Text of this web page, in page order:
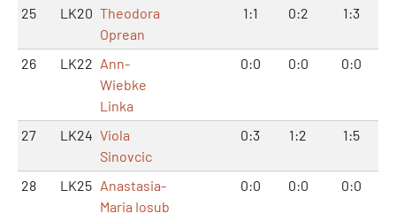
25
LK20 Theodora
Oprean
1:1 0:2 1:3
26 LK22 Ann-
Wiebke
Linka
0:0 0:0 0:0
27 LK24 Viola
Sinovcic
0:3 1:2 1:5
28 LK25 Anastasia-
Maria Iosub
0:0 0:0 0:0